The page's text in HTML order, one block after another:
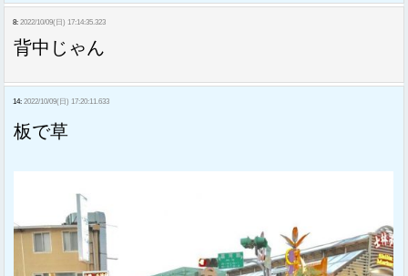
8: 2022/10/09(日) 17:14:35.323
背中じゃん
14: 2022/10/09(日) 17:20:11.633
板で草